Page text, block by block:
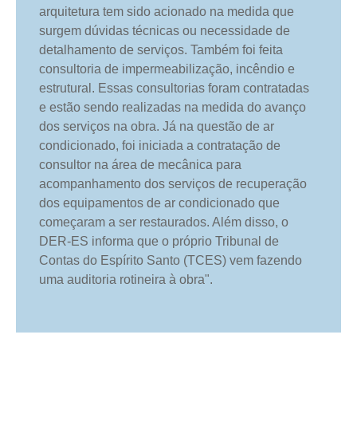
arquitetura tem sido acionado na medida que
surgem dúvidas técnicas ou necessidade de
detalhamento de serviços. Também foi feita
consultoria de impermeabilização, incêndio e
estrutural. Essas consultorias foram contratadas
e estão sendo realizadas na medida do avanço
dos serviços na obra. Já na questão de ar
condicionado, foi iniciada a contratação de
consultor na área de mecânica para
acompanhamento dos serviços de recuperação
dos equipamentos de ar condicionado que
começaram a ser restaurados. Além disso, o
DER-ES informa que o próprio Tribunal de
Contas do Espírito Santo (TCES) vem fazendo
uma auditoria rotineira à obra".